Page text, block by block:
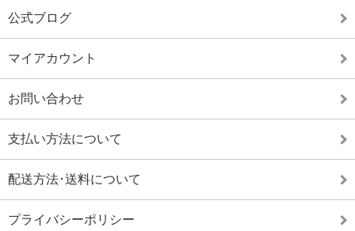
公式ブログ
マイアカウント
お問い合わせ
支払い方法について
配送方法･送料について
プライバシーポリシー